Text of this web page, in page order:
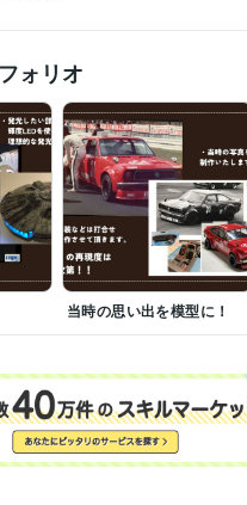
ォリオ
当時の思い出を模型に！